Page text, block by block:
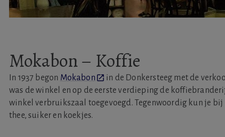
Mokabon – Koffie
In 1937 begon Mokabon
in de Donkersteeg met de
was de winkel en op de eerste verdieping de
winkel verbruikszaal toegevoegd. Tegenwoordig kun je
thee, suiker en koekjes.